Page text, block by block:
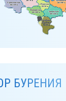
БУРЕНИЯ